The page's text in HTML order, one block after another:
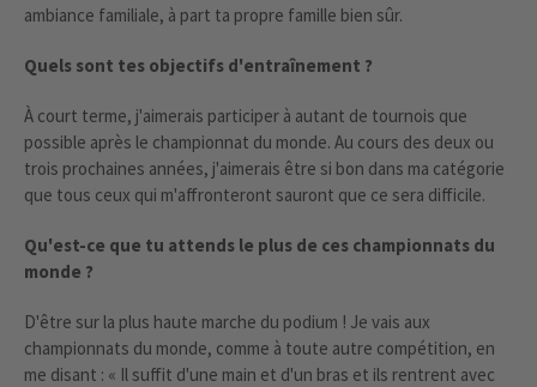
ambiance familiale, à part ta propre famille bien sûr.
Quels sont tes objectifs d'entraînement ?
À court terme, j'aimerais participer à autant de tournois que
possible après le championnat du monde. Au cours des deux ou
trois prochaines années, j'aimerais être si bon dans ma catégorie
que tous ceux qui m'affronteront sauront que ce sera difficile.
Qu'est-ce que tu attends le plus de ces championnats du
monde ?
D'être sur la plus haute marche du podium ! Je vais aux
championnats du monde, comme à toute autre compétition, en
me disant : « Il suffit d'une main et d'un bras et ils rentrent avec